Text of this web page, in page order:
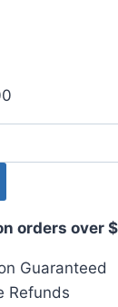
orders over
Guaranteed
Refunds